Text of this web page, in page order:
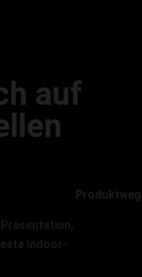
auf
Produktweg
Indoor-